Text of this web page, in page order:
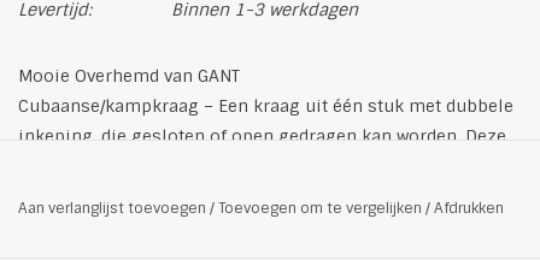
Levertijd:
Binnen 1-3 werkdagen
Mooie Overhemd van GANT
Cubaanse/kampkraag – Een kraag uit één stuk met dubbele
inkeping, die gesloten of open gedragen kan worden. Deze
Aan verlanglijst toevoegen /Toevoegen om te vergelijken /Afdrukken